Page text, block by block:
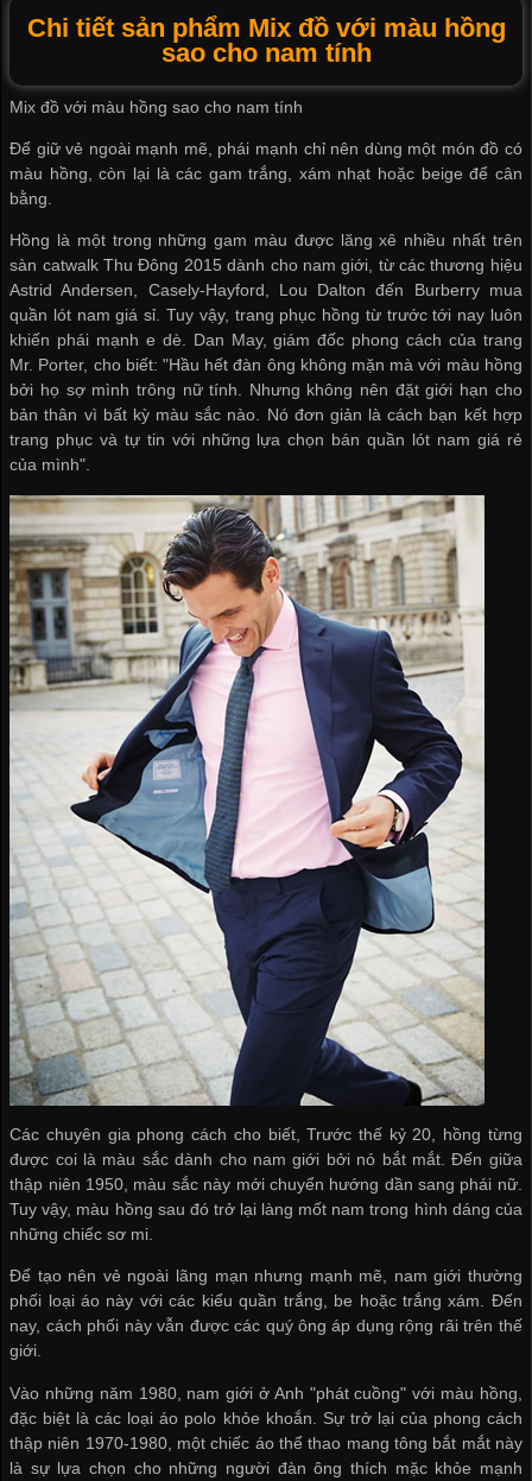
Chi tiết sản phẩm Mix đồ với màu hồng
sao cho nam tính
Mix đồ với màu hồng sao cho nam tính
Để giữ vẻ ngoài mạnh mẽ, phái mạnh chỉ nên dùng một món đồ có
màu hồng, còn lại là các gam trắng, xám nhạt hoặc beige để cân
bằng.
Hồng là một trong những gam màu được lăng xê nhiều nhất trên
sàn catwalk Thu Đông 2015 dành cho nam giới, từ các thương hiệu
Astrid Andersen, Casely-Hayford, Lou Dalton đến Burberry mua
quần lót nam giá sỉ. Tuy vậy, trang phục hồng từ trước tới nay luôn
khiến phái mạnh e dè. Dan May, giám đốc phong cách của trang
Mr. Porter, cho biết: "Hầu hết đàn ông không mặn mà với màu hồng
bởi họ sợ mình trông nữ tính. Nhưng không nên đặt giới hạn cho
bản thân vì bất kỳ màu sắc nào. Nó đơn giản là cách bạn kết hợp
trang phục và tự tin với những lựa chọn bán quần lót nam giá rẻ
của mình".
Các chuyên gia phong cách cho biết, Trước thế kỷ 20, hồng từng
được coi là màu sắc dành cho nam giới bởi nó bắt mắt. Đến giữa
thập niên 1950, màu sắc này mới chuyển hướng dần sang phái nữ.
Tuy vậy, màu hồng sau đó trở lại làng mốt nam trong hình dáng của
những chiếc sơ mi.
Để tạo nên vẻ ngoài lãng mạn nhưng mạnh mẽ, nam giới thường
phối loại áo này với các kiểu quần trắng, be hoặc trắng xám. Đến
nay, cách phối này vẫn được các quý ông áp dụng rộng rãi trên thế
giới.
Vào những năm 1980, nam giới ở Anh "phát cuồng" với màu hồng,
đặc biệt là các loại áo polo khỏe khoắn. Sự trở lại của phong cách
thập niên 1970-1980, một chiếc áo thể thao mang tông bắt mắt này
là sự lựa chọn cho những người đàn ông thích mặc khỏe mạnh